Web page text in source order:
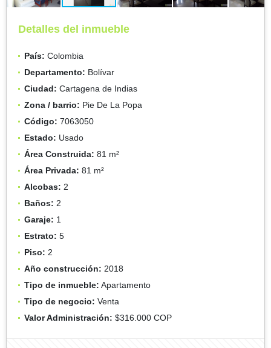
Detalles del inmueble
País: Colombia
Departamento: Bolívar
Ciudad: Cartagena de Indias
Zona / barrio: Pie De La Popa
Código: 7063050
Estado: Usado
Área Construida: 81 m²
Área Privada: 81 m²
Alcobas: 2
Baños: 2
Garaje: 1
Estrato: 5
Piso: 2
Año construcción: 2018
Tipo de inmueble: Apartamento
Tipo de negocio: Venta
Valor Administración: $316.000 COP